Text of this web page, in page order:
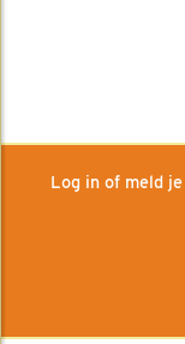
Log in of meld